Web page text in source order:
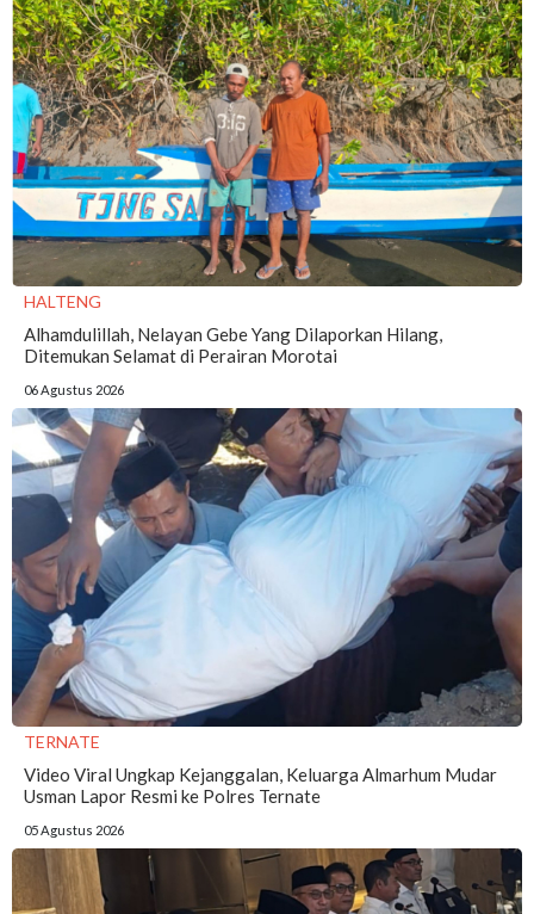
HALTENG
Alhamdulillah, Nelayan Gebe Yang Dilaporkan Hilang,
Ditemukan Selamat di Perairan Morotai
06 Agustus 2026
TERNATE
Video Viral Ungkap Kejanggalan, Keluarga Almarhum Mudar
Usman Lapor Resmi ke Polres Ternate
05 Agustus 2026